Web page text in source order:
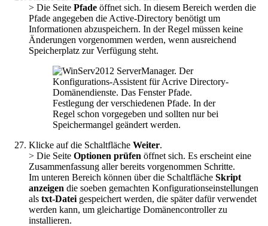
> Die Seite Pfade öffnet sich. In diesem Bereich werden die
Pfade angegeben die Active-Directory benötigt um
Informationen abzuspeichern. In der Regel müssen keine
Änderungen vorgenommen werden, wenn ausreichend
Speicherplatz zur Verfügung steht.
Festlegung der verschiedenen Pfade. In der
Regel schon vorgegeben und sollten nur bei
Speichermangel geändert werden.
Klicke auf die Schaltfläche Weiter.
> Die Seite Optionen prüfen öffnet sich. Es erscheint eine
Zusammenfassung aller bereits vorgenommen Schritte.
Im unteren Bereich können über die Schaltfläche Skript
anzeigen die soeben gemachten Konfigurationseinstellungen
als txt-Datei gespeichert werden, die später dafür verwendet
werden kann, um gleichartige Domänencontroller zu
installieren.